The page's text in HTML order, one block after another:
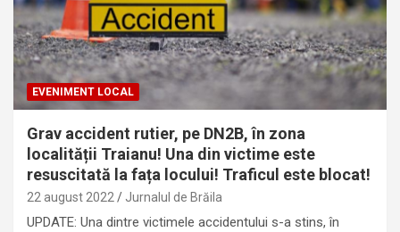
EVENIMENT LOCAL
Grav accident rutier, pe DN2B, în zona
localității Traianu! Una din victime este
resuscitată la fața locului! Traficul este blocat!
22 august 2022 Jurnalul de Brăila
UPDATE: Una dintre victimele accidentului s-a stins, în